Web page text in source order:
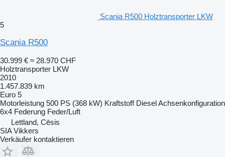
Scania R500 Holztransporter LKW
5
Scania R500
30.999 € ≈ 28.970 CHF
Holztransporter LKW
2010
1.457.839 km
Euro 5
Motorleistung 500 PS (368 kW) Kraftstoff DieselAchsenkonfiguration
6x4 Federung Feder/Luft
Lettland, Cēsis
SIA Vikkers
Verkäufer kontaktieren